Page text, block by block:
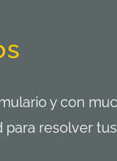
y con
para resolver